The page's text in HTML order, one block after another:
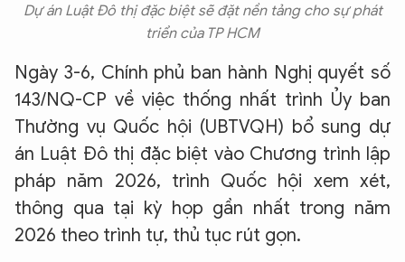
Dự án Luật Đô thị đặc biệt sẽ đặt nền tảng cho sự phát
triển của TP HCM
Ngày 3-6, Chính phủ ban hành Nghị quyết số
143/NQ-CP về việc thống nhất trình Ủy ban
Thường vụ Quốc hội (UBTVQH) bổ sung dự
án Luật Đô thị đặc biệt vào Chương trình lập
pháp năm 2026, trình Quốc hội xem xét,
thông qua tại kỳ họp gần nhất trong năm
2026 theo trình tự, thủ tục rút gọn.